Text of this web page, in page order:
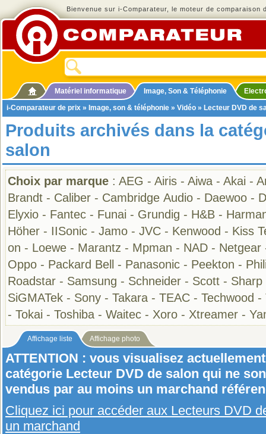
Bienvenue sur i-Comparateur, le moteur de comparaison
Matériel informatique Image, Son & Téléphonie
i-Comparateur de prix » Image, son & téléphonie » Vidéo » Lecteur DVD de
Produits archivés dans la
salon
Choix par marque : AEG - Airis - Aiwa - Akai -
Brandt - Caliber - Cambridge Audio - Daewoo -
Elyxio - Fantec - Funai - Grundig - H&B -
Höher - IISonic - Jamo - JVC - Kenwood - Kiss
on - Loewe - Marantz - Mpman - NAD - Netgear
Oppo - Packard Bell - Panasonic - Peekton -
Roadstar - Samsung - Schneider - Scott - Sharp
SiGMATek - Sony - Takara - TEAC - Techwood -
- Tokai - Toshiba - Waitec - Xoro - Xtreamer -
Affichage liste Affichage photo
ATTENTION : vous visualisez
catégorie Lecteur DVD de salon qui ne
vendus par au moins un marchand
Cliquez ici pour accéder aux Lecteurs DVD
un marchand